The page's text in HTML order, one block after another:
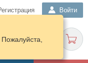
Войти